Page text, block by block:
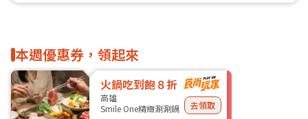
本週優惠券，領起來
火鍋吃到飽８折
高雄
Smile One精緻涮涮鍋
去領取